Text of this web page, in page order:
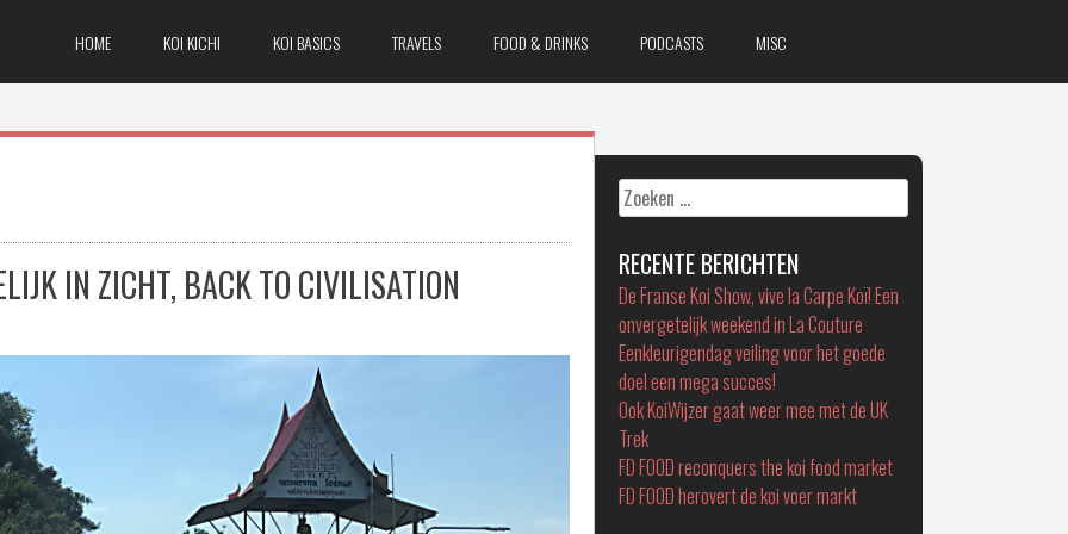
HOME KOI KICHI KOI BASICS TRAVELS FOOD & DRINKS PODCASTS MISC
IN ZICHT, BACK TO CIVILISATION
Zoeken
naar:
RECENTE BERICHTEN
De Franse Koi Show, vive la Carpe Koï! Een
onvergetelijk weekend in La Couture
Eenkleurigendag veiling voor het goede
doel een mega succes!
Ook KoiWijzer gaat weer mee met de UK
Trek
FD FOOD reconquers the koi food market
FD FOOD herovert de koi voer markt